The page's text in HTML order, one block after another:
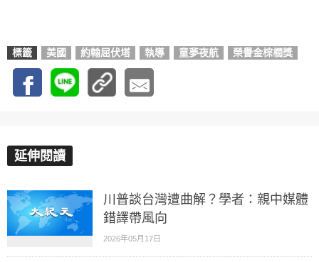
標籤 美國 約翰屈伏塔 執導 童夢夜航 榮譽金棕櫚獎
延伸閱讀
川普談台灣遭曲解？學者：親中媒體
錯譯帶風向
2026年05月17日